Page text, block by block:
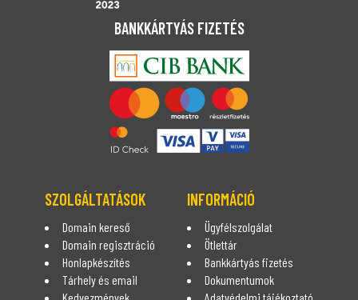
BANKKÁRTYÁS FIZETÉS
SZOLGÁLTATÁSOK
Domain kereső
Domain regisztráció
Honlapkészítés
Tárhely és email
INFORMÁCIÓ
Ügyfélszolgálat
Ötlettár
Bankkártyás fizetés
Dokumentumok